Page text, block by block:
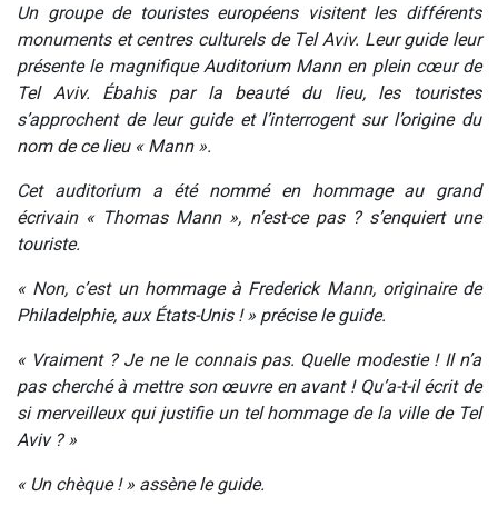
Un groupe de touristes européens visitent les différents
monuments et centres culturels de Tel Aviv. Leur guide leur
présente le magnifique Auditorium Mann en plein cœur de
Tel Aviv. Ébahis par la beauté du lieu, les touristes
s’approchent de leur guide et l’interrogent sur l’origine du
nom de ce lieu « Mann ».
Cet auditorium a été nommé en hommage au grand
écrivain « Thomas Mann », n’est-ce pas ? s’enquiert une
touriste.
« Non, c’est un hommage à Frederick Mann, originaire de
Philadelphie, aux États-Unis ! » précise le guide.
« Vraiment ? Je ne le connais pas. Quelle modestie ! Il n’a
pas cherché à mettre son œuvre en avant ! Qu’a-t-il écrit de
si merveilleux qui justifie un tel hommage de la ville de Tel
Aviv ? »
« Un chèque ! » assène le guide.